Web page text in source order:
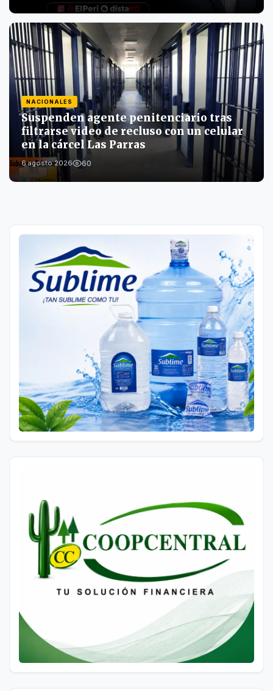
NACIONALES
Suspenden agente penitenciario tras
filtrarse video de recluso con un celular
en la cárcel Las Parras
6 agosto 2026 60